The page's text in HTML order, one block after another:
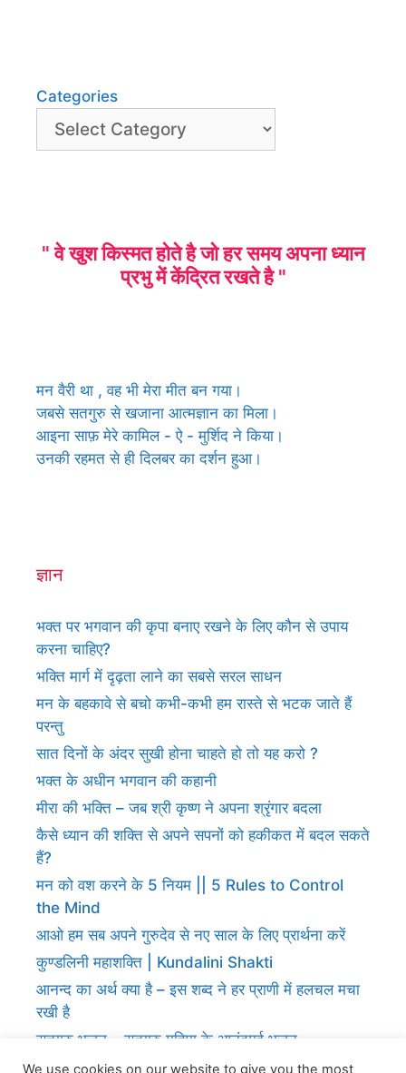
Categories
" वे खुश किस्मत होते है जो हर समय अपना ध्यान
प्रभु में केंद्रित रखते है "
मन वैरी था , वह भी मेरा मीत बन गया।
जबसे सतगुरु से खजाना आत्मज्ञान का मिला।
आइना साफ़ मेरे कामिल - ऐ - मुर्शिद ने किया।
उनकी रहमत से ही दिलबर का दर्शन हुआ।
ज्ञान
भक्त पर भगवान की कृपा बनाए रखने के लिए कौन से उपाय
करना चाहिए?
भक्ति मार्ग में दृढ़ता लाने का सबसे सरल साधन
मन के बहकावे से बचो कभी-कभी हम रास्ते से भटक जाते हैं
परन्तु
सात दिनों के अंदर सुखी होना चाहते हो तो यह करो ?
भक्त के अधीन भगवान की कहानी
मीरा की भक्ति – जब श्री कृष्ण ने अपना श्रृंगार बदला
कैसे ध्यान की शक्ति से अपने सपनों को हकीकत में बदल सकते
हैं?
मन को वश करने के 5 नियम || 5 Rules to Control
the Mind
आओ हम सब अपने गुरुदेव से नए साल के लिए प्रार्थना करें
कुण्डलिनी महाशक्ति | Kundalini Shakti
आनन्द का अर्थ क्या है – इस शब्द ने हर प्राणी में हलचल मचा
रखी है
सतगुरु भजन – सतगुरु महिमा के आनंदमई भजन
ज्ञान प्राप्ति के लिए गुरु की शरण में जाना होगा
We use cookies on our website to give you the most